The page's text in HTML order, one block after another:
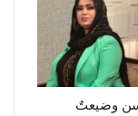
وضيعتٌ